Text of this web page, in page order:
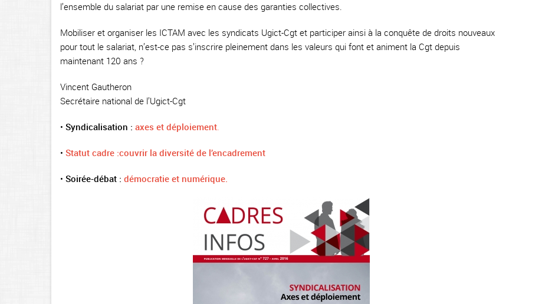
l’ensemble du salariat par une remise en cause des garanties collectives.
Mobiliser et organiser les ICTAM avec les syndicats Ugict-Cgt et participer ainsi à la conquête de droits nouveaux
pour tout le salariat, n’est-ce pas s’inscrire pleinement dans les valeurs qui font et animent la Cgt depuis
maintenant 120 ans ?
Vincent Gautheron
Secrétaire national de l’Ugict-Cgt
• Syndicalisation : axes et déploiement.
• Statut cadre :couvrir la diversité de l’encadrement
• Soirée-débat : démocratie et numérique.